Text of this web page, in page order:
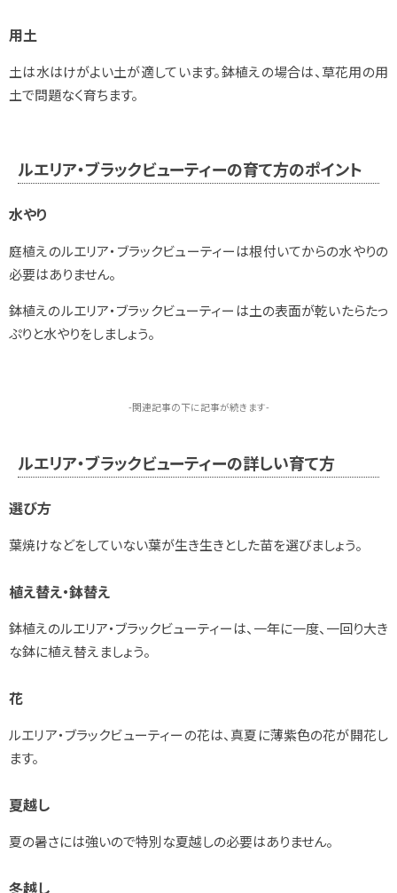
用土
土は水はけがよい土が適しています。鉢植えの場合は、草花用の用
土で問題なく育ちます。
ルエリア・ブラックビューティーの育て方のポイント
水やり
庭植えのルエリア・ブラックビューティーは根付いてからの水やりの
必要はありません。
鉢植えのルエリア・ブラックビューティーは土の表面が乾いたらたっ
ぷりと水やりをしましょう。
-関連記事の下に記事が続きます-
ルエリア・ブラックビューティーの詳しい育て方
選び方
葉焼けなどをしていない葉が生き生きとした苗を選びましょう。
植え替え・鉢替え
鉢植えのルエリア・ブラックビューティーは、一年に一度、一回り大き
な鉢に植え替えましょう。
花
ルエリア・ブラックビューティーの花は、真夏に薄紫色の花が開花し
ます。
夏越し
夏の暑さには強いので特別な夏越しの必要はありません。
冬越し